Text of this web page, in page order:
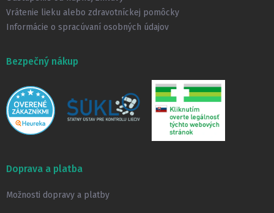
Vrátenie lieku alebo zdravotníckej pomôcky
Informácie o spracúvaní osobných údajov
Bezpečný nákup
Doprava a platba
Možnosti dopravy a platby